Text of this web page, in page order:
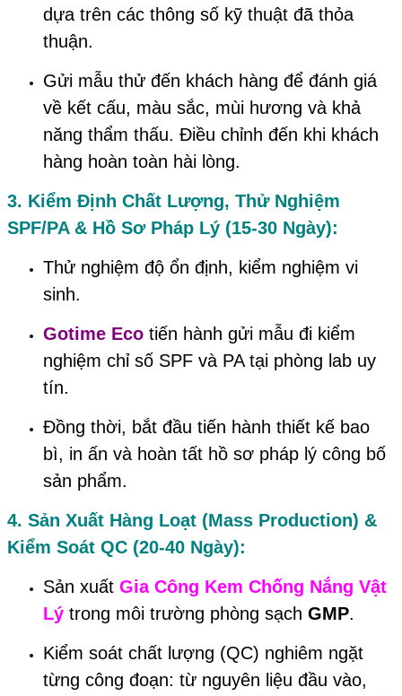
dựa trên các thông số kỹ thuật đã thỏa
thuận.
Gửi mẫu thử đến khách hàng để đánh giá
về kết cấu, màu sắc, mùi hương và khả
năng thẩm thấu. Điều chỉnh đến khi khách
hàng hoàn toàn hài lòng.
3. Kiểm Định Chất Lượng, Thử Nghiệm
SPF/PA & Hồ Sơ Pháp Lý (15-30 Ngày):
Thử nghiệm độ ổn định, kiểm nghiệm vi
sinh.
Gotime Eco tiến hành gửi mẫu đi kiểm
nghiệm chỉ số SPF và PA tại phòng lab uy
tín.
Đồng thời, bắt đầu tiến hành thiết kế bao
bì, in ấn và hoàn tất hồ sơ pháp lý công bố
sản phẩm.
4. Sản Xuất Hàng Loạt (Mass Production) &
Kiểm Soát QC (20-40 Ngày):
Sản xuất Gia Công Kem Chống Nắng Vật
Lý trong môi trường phòng sạch GMP.
Kiểm soát chất lượng (QC) nghiêm ngặt
từng công đoạn: từ nguyên liệu đầu vào,